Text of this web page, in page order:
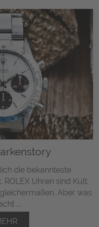
die bekannteste
Uhren sind Kult,
Aber was
...